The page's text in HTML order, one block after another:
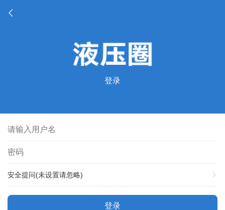
登录
安全提问(未设置请忽略)
登录